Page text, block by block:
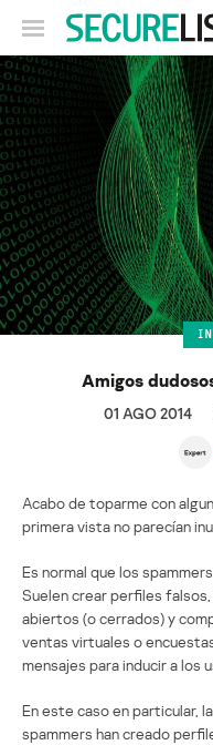
Amigos
01 AGO 2014
Acabo de toparme con
primera vista no parecían
Es normal que los
Suelen crear perfiles
abiertos (o cerrados) y
ventas virtuales o
mensajes para inducir a los
En este caso en particular,
spammers han creado